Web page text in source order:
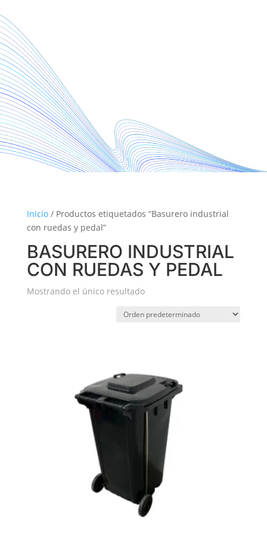
Inicio/ Productos etiquetados “Basurero industrial
con ruedas y pedal”
BASURERO INDUSTRIAL
CON RUEDAS Y PEDAL
Mostrando el único resultado